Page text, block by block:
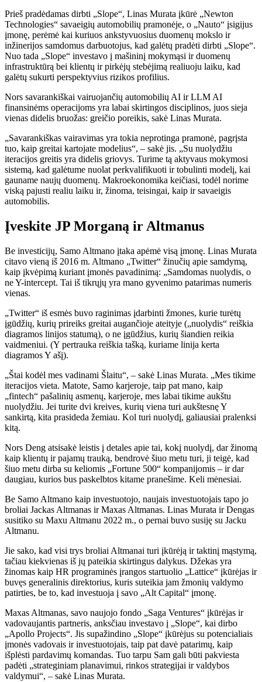
Prieš pradėdamas dirbti „Slope“, Linas Murata įkūrė „Newton
Technologies“ savaeigių automobilių pramonėje, o „Nauto“ įsigijus
įmonę, perėmė kai kuriuos ankstyvuosius duomenų mokslo ir
inžinerijos samdomus darbuotojus, kad galėtų pradėti dirbti „Slope“.
Nuo tada „Slope“ investavo į mašininį mokymąsi ir duomenų
infrastruktūrą bei klientų ir pirkėjų stebėjimą realiuoju laiku, kad
galėtų sukurti perspektyvius rizikos profilius.
Nors savarankiškai vairuojančių automobilių AI ir LLM AI
finansinėms operacijoms yra labai skirtingos disciplinos, juos sieja
vienas didelis bruožas: greičio poreikis, sakė Linas Murata.
„Savarankiškas vairavimas yra tokia neprotinga pramonė, pagrįsta
tuo, kaip greitai kartojate modelius“, – sakė jis. „Su nuolydžiu
iteracijos greitis yra didelis griovys. Turime tą aktyvaus mokymosi
sistemą, kad galėtume nuolat perkvalifikuoti ir tobulinti modelį, kai
gauname naujų duomenų. Makroekonomika keičiasi, todėl norime
viską pajusti realiu laiku ir, žinoma, teisingai, kaip ir savaeigis
automobilis.
Įveskite JP Morganą ir Altmanus
Be investicijų, Samo Altmano įtaka apėmė visą įmonę. Linas Murata
citavo vieną iš 2016 m. Altmano „Twitter“ žinučių apie samdymą,
kaip įkvėpimą kuriant įmonės pavadinimą: „Samdomas nuolydis, o
ne Y-intercept. Tai iš tikrųjų yra mano gyvenimo patarimas numeris
vienas.
„Twitter“ iš esmės buvo raginimas įdarbinti žmones, kurie turėtų
įgūdžių, kurių prireiks greitai augančioje ateityje („nuolydis“ reiškia
diagramos linijos statumą), o ne įgūdžius, kurių šiandien reikia
vaidmeniui. (Y pertrauka reiškia tašką, kuriame linija kerta
diagramos Y ašį).
„Štai kodėl mes vadinami Šlaitu“, – sakė Linas Murata. „Mes tikime
iteracijos vieta. Matote, Samo karjeroje, taip pat mano, kaip
„fintech“ pašalinių asmenų, karjeroje, mes labai tikime aukštu
nuolydžiu. Jei turite dvi kreives, kurių viena turi aukštesnę Y
sankirtą, kita prasideda žemiau. Kol turi nuolydį, galiausiai pralenksi
kitą.
Nors Deng atsisakė leistis į detales apie tai, kokį nuolydį, dar žinomą
kaip klientų ir pajamų trauką, bendrovė šiuo metu turi, ji teigė, kad
šiuo metu dirba su keliomis „Fortune 500“ kompanijomis – ir dar
daugiau, kurios bus paskelbtos kitame pranešime. Keli mėnesiai.
Be Samo Altmano kaip investuotojo, naujais investuotojais tapo jo
broliai Jackas Altmanas ir Maxas Altmanas. Linas Murata ir Dengas
susitiko su Maxu Altmanu 2022 m., o pernai buvo susiję su Jacku
Altmanu.
Jie sako, kad visi trys broliai Altmanai turi įkūrėją ir taktinį mąstymą,
tačiau kiekvienas iš jų pateikia skirtingus dalykus. Džekas yra
žinomas kaip HR programinės įrangos startuolio „Lattice“ įkūrėjas ir
buvęs generalinis direktorius, kuris suteikia jam žmonių valdymo
patirties, be to, kad investuoja į savo „Alt Capital“ įmonę.
Maxas Altmanas, savo naujojo fondo „Saga Ventures“ įkūrėjas ir
vadovaujantis partneris, anksčiau investavo į „Slope“, kai dirbo
„Apollo Projects“. Jis supažindino „Slope“ įkūrėjus su potencialiais
įmonės vadovais ir investuotojais, taip pat davė patarimų, kaip
išplėsti pardavimų komandas. Tuo tarpu Sam gali būti pakviesta
padėti „strateginiam planavimui, rinkos strategijai ir valdybos
valdymui“, – sakė Linas Murata.